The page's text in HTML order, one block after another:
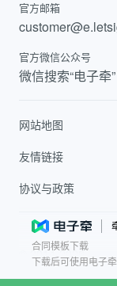
合同模板下载
下载后可使用电子
官方邮箱
官方微信公众号
微信搜索“电子牵”
网站地图
友情链接
飞书
巨量引擎
抖音
火山小视频
协议与政策
电子牵用户协议
电子牵服务等级协议
隐私政策
© 2014-2026